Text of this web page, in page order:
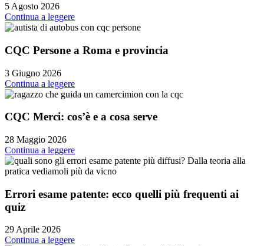
5 Agosto 2026
Continua a leggere
CQC Persone a Roma e provincia
3 Giugno 2026
Continua a leggere
CQC Merci: cos’è e a cosa serve
28 Maggio 2026
Continua a leggere
Errori esame patente: ecco quelli più frequenti ai
quiz
29 Aprile 2026
Continua a leggere